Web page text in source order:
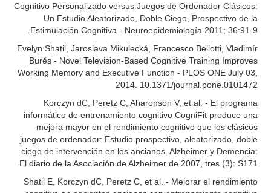
Cognitivo Personalizado versus Juegos de Ordenador Clásicos:
Un Estudio Aleatorizado, Doble Ciego, Prospectivo de la
Estimulación Cognitiva - Neuroepidemiología 2011; 36:91-9.
Evelyn Shatil, Jaroslava Mikulecká, Francesco Bellotti, Vladimír
Burěs - Novel Television-Based Cognitive Training Improves
Working Memory and Executive Function - PLOS ONE July 03,
2014. 10.1371/journal.pone.0101472
Korczyn dC, Peretz C, Aharonson V, et al. - El programa
informático de entrenamiento cognitivo CogniFit produce una
mejora mayor en el rendimiento cognitivo que los clásicos
juegos de ordenador: Estudio prospectivo, aleatorizado, doble
ciego de intervención en los ancianos. Alzheimer y Demencia:
El diario de la Asociación de Alzheimer de 2007, tres (3): S171.
Shatil E, Korczyn dC, Peretz C, et al. - Mejorar el rendimiento